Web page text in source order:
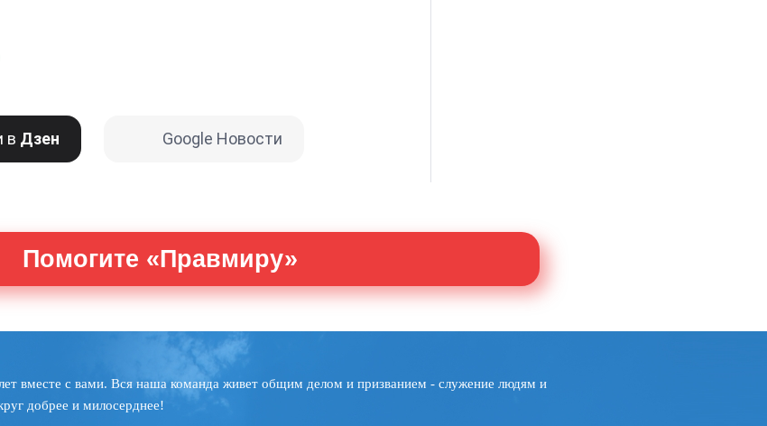
в Дзен Google Новости
Помогите «Правмиру»
вместе с вами. Вся наша команда живет общим делом и призванием - служение людям и
добрее и милосерднее!